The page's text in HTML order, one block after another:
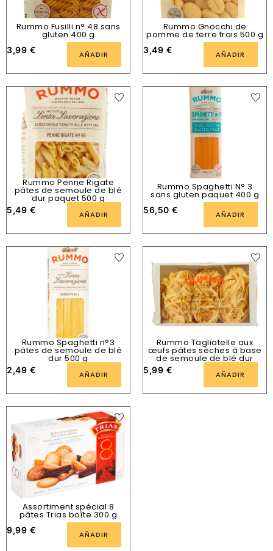
Rummo Fusilli n° 48 sans
gluten 400 g
3,99 € AÑADIR
Rummo Gnocchi de
pomme de terre frais 500 g
3,49 € AÑADIR
Rummo Penne Rigate
pâtes de semoule de blé
dur paquet 500 g
5,49 € AÑADIR
Rummo Spaghetti N° 3
sans gluten paquet 400 g
56,50 € AÑADIR
Rummo Spaghetti n°3
pâtes de semoule de blé
dur 500 g
2,49 € AÑADIR
Rummo Tagliatelle aux
œufs pâtes sèches à base
de semoule de blé dur
5,99 € AÑADIR
Assortiment spécial 8
pâtes Trias boîte 300 g
9,99 € AÑADIR